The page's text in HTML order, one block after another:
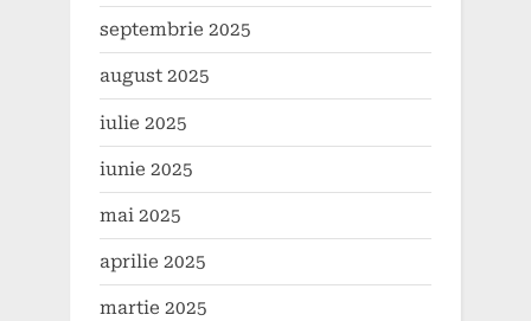
septembrie 2025
august 2025
iulie 2025
iunie 2025
mai 2025
aprilie 2025
martie 2025